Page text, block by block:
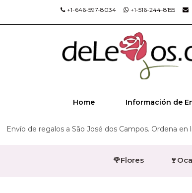
+1-646-597-8034 +1-516-244-8155
Home Información de
Envío de regalos a São José dos Campos. Ordena
🌹Flores